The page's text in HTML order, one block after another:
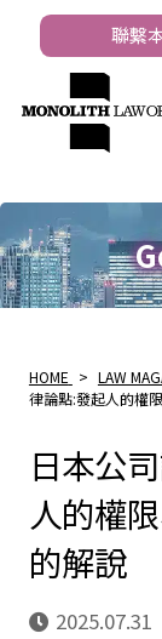
聯繫
HOME > LAW
律論點:發起人的權
日本公
人的權
的解說
2025.07.31